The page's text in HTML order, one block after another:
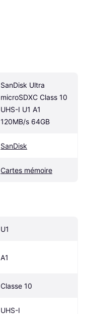
SanDisk Ultra
microSDXC Class 10
UHS-I U1 A1
120MB/s 64GB
SanDisk
Cartes mémoire
U1
A1
Classe 10
UHS-I